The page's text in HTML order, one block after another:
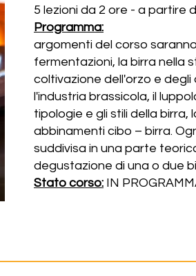
5 lezioni da 2 ore - a partire
Programma:
argomenti del corso
fermentazioni, la birra nella
coltivazione dell'orzo e degli
l'industria brassicola, il
tipologie e gli stili della birra,
abbinamenti cibo – birra.
suddivisa in una parte
degustazione di una o due
Stato corso: IN